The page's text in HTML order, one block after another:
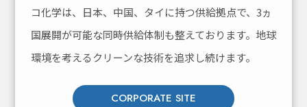
コ化学は、 日本、中国、タイに持つ供給拠点で、3ヵ
国展開が可能な同時供給体制も整えております。 地球
環境を考えるクリーンな技術を追求し続けます。
CORPORATE SITE